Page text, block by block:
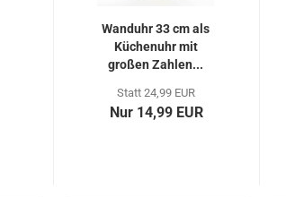
Wanduhr 33 cm als
Küchenuhr mit
großen Zahlen...
Statt 24,99 EUR
Nur 14,99 EUR